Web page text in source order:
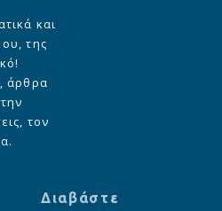
και
της
άρθρα
τον
Διαβάστε